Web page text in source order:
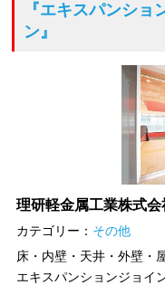
『エキスパンショ
ン』
理研軽金属工業株式会
カテゴリー： その他
床・内壁・天井・外壁・
エキスパンションジョイ